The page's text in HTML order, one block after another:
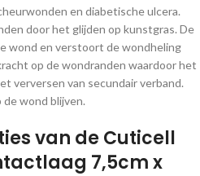
en diabetische ulcera.
door het glijden op kunstgras. De
wond en verstoort de wondheling
op de wondranden waardoor het
verversen van secundair verband.
de wond blijven.
van de Cuticell
7,5cm x